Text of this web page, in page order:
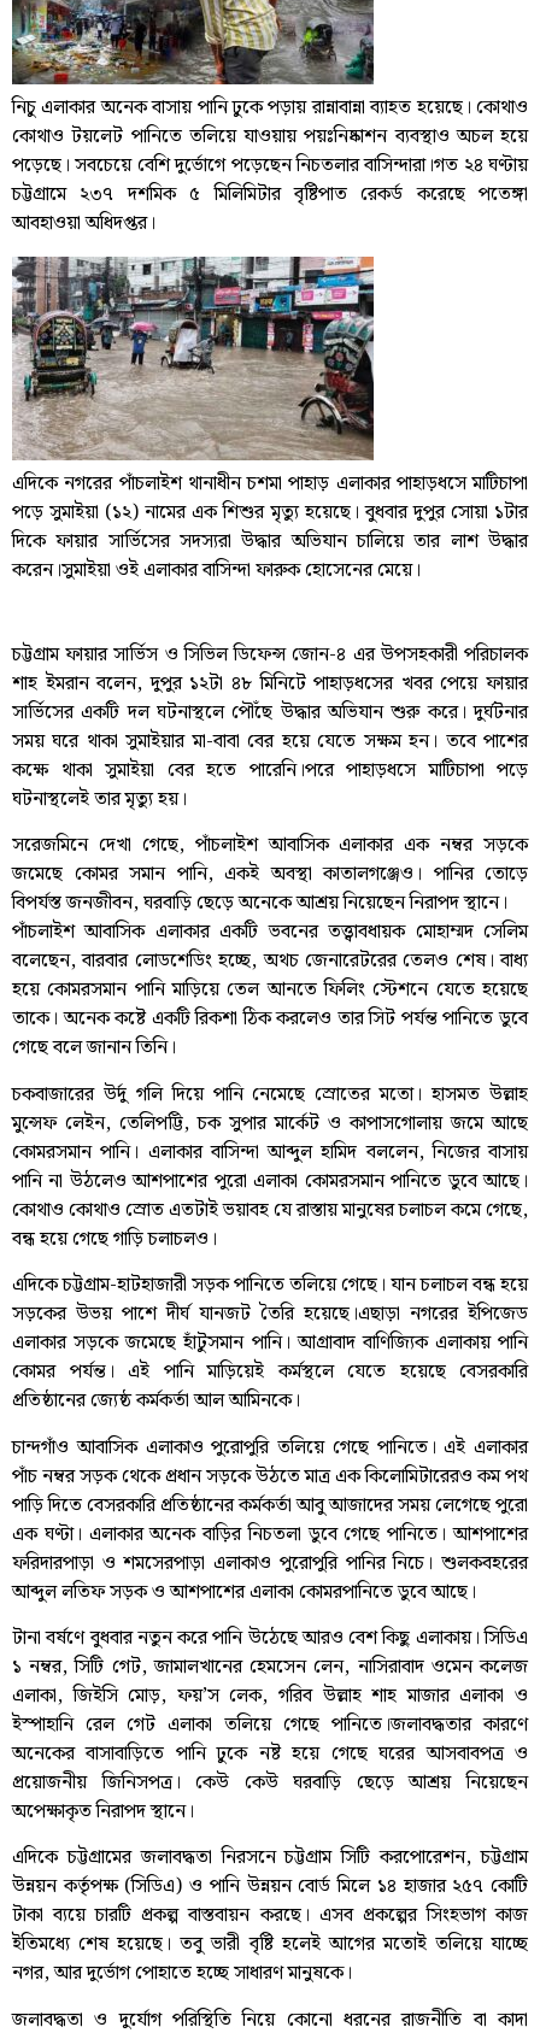
নিচু এলাকার অনেক বাসায় পানি ঢুকে পড়ায় রান্নাবান্না ব্যাহত হয়েছে। কোথাও
কোথাও টয়লেট পানিতে তলিয়ে যাওয়ায় পয়ঃনিষ্কাশন ব্যবস্থাও অচল হয়ে
পড়েছে। সবচেয়ে বেশি দুর্ভোগে পড়েছেন নিচতলার বাসিন্দারা।গত ২৪ ঘণ্টায়
চট্টগ্রামে ২৩৭ দশমিক ৫ মিলিমিটার বৃষ্টিপাত রেকর্ড করেছে পতেঙ্গা
আবহাওয়া অধিদপ্তর।
এদিকে নগরের পাঁচলাইশ থানাধীন চশমা পাহাড় এলাকার পাহাড়ধসে মাটিচাপা
পড়ে সুমাইয়া (১২) নামের এক শিশুর মৃত্যু হয়েছে। বুধবার দুপুর সোয়া ১টার
দিকে ফায়ার সার্ভিসের সদস্যরা উদ্ধার অভিযান চালিয়ে তার লাশ উদ্ধার
করেন।সুমাইয়া ওই এলাকার বাসিন্দা ফারুক হোসেনের মেয়ে।
চট্টগ্রাম ফায়ার সার্ভিস ও সিভিল ডিফেন্স জোন-৪ এর উপসহকারী পরিচালক
শাহ ইমরান বলেন, দুপুর ১২টা ৪৮ মিনিটে পাহাড়ধসের খবর পেয়ে ফায়ার
সার্ভিসের একটি দল ঘটনাস্থলে পৌঁছে উদ্ধার অভিযান শুরু করে। দুর্ঘটনার
সময় ঘরে থাকা সুমাইয়ার মা-বাবা বের হয়ে যেতে সক্ষম হন। তবে পাশের
কক্ষে থাকা সুমাইয়া বের হতে পারেনি।পরে পাহাড়ধসে মাটিচাপা পড়ে
ঘটনাস্থলেই তার মৃত্যু হয়।
সরেজমিনে দেখা গেছে, পাঁচলাইশ আবাসিক এলাকার এক নম্বর সড়কে
জমেছে কোমর সমান পানি, একই অবস্থা কাতালগঞ্জেও। পানির তোড়ে
বিপর্যস্ত জনজীবন, ঘরবাড়ি ছেড়ে অনেকে আশ্রয় নিয়েছেন নিরাপদ স্থানে।
পাঁচলাইশ আবাসিক এলাকার একটি ভবনের তত্ত্বাবধায়ক মোহাম্মদ সেলিম
বলেছেন, বারবার লোডশেডিং হচ্ছে, অথচ জেনারেটরের তেলও শেষ। বাধ্য
হয়ে কোমরসমান পানি মাড়িয়ে তেল আনতে ফিলিং স্টেশনে যেতে হয়েছে
তাকে। অনেক কষ্টে একটি রিকশা ঠিক করলেও তার সিট পর্যন্ত পানিতে ডুবে
গেছে বলে জানান তিনি।
চকবাজারের উর্দু গলি দিয়ে পানি নেমেছে স্রোতের মতো। হাসমত উল্লাহ
মুন্সেফ লেইন, তেলিপট্টি, চক সুপার মার্কেট ও কাপাসগোলায় জমে আছে
কোমরসমান পানি। এলাকার বাসিন্দা আব্দুল হামিদ বললেন, নিজের বাসায়
পানি না উঠলেও আশপাশের পুরো এলাকা কোমরসমান পানিতে ডুবে আছে।
কোথাও কোথাও স্রোত এতটাই ভয়াবহ যে রাস্তায় মানুষের চলাচল কমে গেছে,
বন্ধ হয়ে গেছে গাড়ি চলাচলও।
এদিকে চট্টগ্রাম-হাটহাজারী সড়ক পানিতে তলিয়ে গেছে। যান চলাচল বন্ধ হয়ে
সড়কের উভয় পাশে দীর্ঘ যানজট তৈরি হয়েছে।এছাড়া নগরের ইপিজেড
এলাকার সড়কে জমেছে হাঁটুসমান পানি। আগ্রাবাদ বাণিজ্যিক এলাকায় পানি
কোমর পর্যন্ত। এই পানি মাড়িয়েই কর্মস্থলে যেতে হয়েছে বেসরকারি
প্রতিষ্ঠানের জ্যেষ্ঠ কর্মকর্তা আল আমিনকে।
চান্দগাঁও আবাসিক এলাকাও পুরোপুরি তলিয়ে গেছে পানিতে। এই এলাকার
পাঁচ নম্বর সড়ক থেকে প্রধান সড়কে উঠতে মাত্র এক কিলোমিটারেরও কম পথ
পাড়ি দিতে বেসরকারি প্রতিষ্ঠানের কর্মকর্তা আবু আজাদের সময় লেগেছে পুরো
এক ঘণ্টা। এলাকার অনেক বাড়ির নিচতলা ডুবে গেছে পানিতে। আশপাশের
ফরিদারপাড়া ও শমসেরপাড়া এলাকাও পুরোপুরি পানির নিচে। শুলকবহরের
আব্দুল লতিফ সড়ক ও আশপাশের এলাকা কোমরপানিতে ডুবে আছে।
টানা বর্ষণে বুধবার নতুন করে পানি উঠেছে আরও বেশ কিছু এলাকায়। সিডিএ
১ নম্বর, সিটি গেট, জামালখানের হেমসেন লেন, নাসিরাবাদ ওমেন কলেজ
এলাকা, জিইসি মোড়, ফয়’স লেক, গরিব উল্লাহ শাহ মাজার এলাকা ও
ইস্পাহানি রেল গেট এলাকা তলিয়ে গেছে পানিতে।জলাবদ্ধতার কারণে
অনেকের বাসাবাড়িতে পানি ঢুকে নষ্ট হয়ে গেছে ঘরের আসবাবপত্র ও
প্রয়োজনীয় জিনিসপত্র। কেউ কেউ ঘরবাড়ি ছেড়ে আশ্রয় নিয়েছেন
অপেক্ষাকৃত নিরাপদ স্থানে।
এদিকে চট্টগ্রামের জলাবদ্ধতা নিরসনে চট্টগ্রাম সিটি করপোরেশন, চট্টগ্রাম
উন্নয়ন কর্তৃপক্ষ (সিডিএ) ও পানি উন্নয়ন বোর্ড মিলে ১৪ হাজার ২৫৭ কোটি
টাকা ব্যয়ে চারটি প্রকল্প বাস্তবায়ন করছে। এসব প্রকল্পের সিংহভাগ কাজ
ইতিমধ্যে শেষ হয়েছে। তবু ভারী বৃষ্টি হলেই আগের মতোই তলিয়ে যাচ্ছে
নগর, আর দুর্ভোগ পোহাতে হচ্ছে সাধারণ মানুষকে।
জলাবদ্ধতা ও দুর্যোগ পরিস্থিতি নিয়ে কোনো ধরনের রাজনীতি বা কাদা